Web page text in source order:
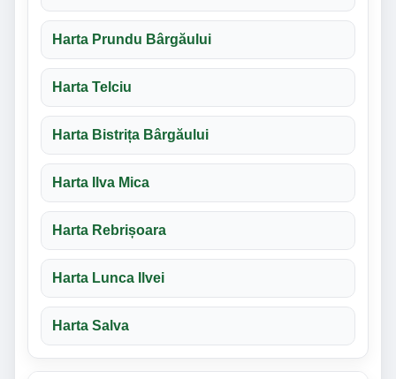
Harta Prundu Bârgăului
Harta Telciu
Harta Bistrița Bârgăului
Harta Ilva Mica
Harta Rebrișoara
Harta Lunca Ilvei
Harta Salva